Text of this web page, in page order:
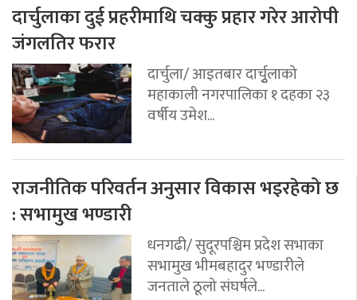
दार्चुलाका दुई प्रहरीमाथि चक्कु प्रहार गरेर आरोपी
जंगलतिर फरार
दार्चुला/ आइतबार दार्चुृलाको
महाकाली नगरपालिका १ दहका २३
वर्षीय उमेश...
राजनीतिक परिवर्तन अनुसार विकास भइरहेको छ
: सभामुख भण्डारी
धनगढी/ सुदूरपश्चिम प्रदेश सभाका
सभामुख भीमबहादुर भण्डारीले
जनताले ठूलो संघर्षले...